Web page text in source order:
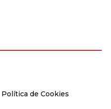
Política de Cookies